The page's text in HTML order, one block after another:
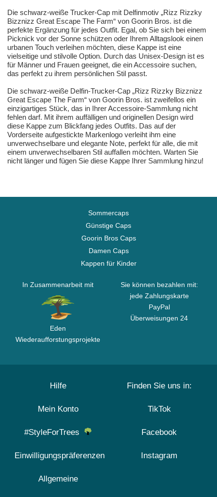
Die schwarz-weiße Trucker-Cap mit Delfinmotiv „Rizz Rizzky
Bizznizz Great Escape The Farm“ von Goorin Bros. ist die
perfekte Ergänzung für jedes Outfit. Egal, ob Sie sich bei einem
Picknick vor der Sonne schützen oder Ihrem Alltagslook einen
urbanen Touch verleihen möchten, diese Kappe ist eine
vielseitige und stilvolle Option. Durch das Unisex-Design ist es
für Männer und Frauen geeignet, die ein Accessoire suchen,
das perfekt zu ihrem persönlichen Stil passt.
Die schwarz-weiße Delfin-Trucker-Cap „Rizz Rizzky Bizznizz
Great Escape The Farm“ von Goorin Bros. ist zweifellos ein
einzigartiges Stück, das in Ihrer Accessoire-Sammlung nicht
fehlen darf. Mit ihrem auffälligen und originellen Design wird
diese Kappe zum Blickfang jedes Outfits. Das auf der
Vorderseite aufgestickte Markenlogo verleiht ihm eine
unverwechselbare und elegante Note, perfekt für alle, die mit
einem unverwechselbaren Stil auffallen möchten. Warten Sie
nicht länger und fügen Sie diese Kappe Ihrer Sammlung hinzu!
Sommercaps
Günstige Caps
Goorin Bros Caps
Damen Caps
Kappen für Kinder
In Zusammenarbeit mit
Eden
Wiederaufforstungsprojekte
Sie können bezahlen mit:
jede Zahlungskarte
PayPal
Überweisungen 24
Hilfe
Mein Konto
#StyleForTrees
Einwilligungspräferenzen
Allgemeine
Finden Sie uns in:
TikTok
Facebook
Instagram